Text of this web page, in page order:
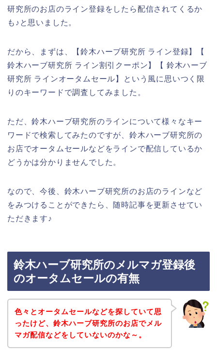
研究所のお店のライン登録をしたら配信されてくるか
も♪と思いました。
だから、まずは、【鈴木ハーブ研究所 ライン登録】【
鈴木ハーブ研究所 ライン割引クーポン】【 鈴木ハーブ
研究所 ラインオータムセール】という風に思いつく限
りのキーワードで調査してみました。
ただ、鈴木ハーブ研究所のラインについて様々なキー
ワードで検索してみたのですが、鈴木ハーブ研究所の
お店でオータムセールなどをラインで配信しているか
どうかは分かりませんでした。
なので、今後、鈴木ハーブ研究所のお店のラインなど
をみつけることができたら、随時記事を更新させてい
ただきます♪
鈴木ハーブ研究所のメルマガ登録後
のオータムセールの有無
色々とオータムセールなどを探していて思
ったけど、鈴木ハーブ研究所のお店でメル
マガ配信などをしていないのかな～。